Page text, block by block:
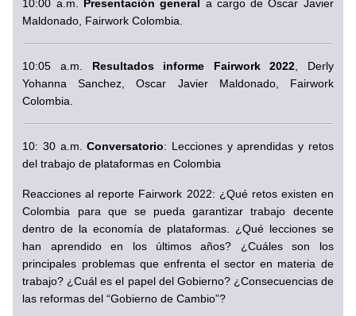
10:00 a.m. Presentación general
a cargo de Oscar Javier
Maldonado, Fairwork Colombia.
10:05 a.m. Resultados informe Fairwork 2022, Derly
Yohanna Sanchez, Oscar Javier Maldonado, Fairwork
Colombia.
10: 30 a.m. Conversatorio: Lecciones y aprendidas y retos
del trabajo de plataformas en Colombia
Reacciones al reporte Fairwork 2022: ¿Qué retos existen en
Colombia para que se pueda garantizar trabajo decente
dentro de la economía de plataformas. ¿Qué lecciones se
han aprendido en los últimos años? ¿Cuáles son los
principales problemas que enfrenta el sector en materia de
trabajo? ¿Cuál es el papel del Gobierno? ¿Consecuencias de
las reformas del “Gobierno de Cambio”?